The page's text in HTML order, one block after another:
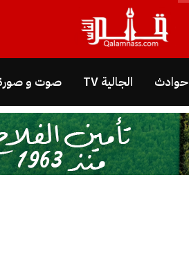
حوادث الجالية TV صوت و